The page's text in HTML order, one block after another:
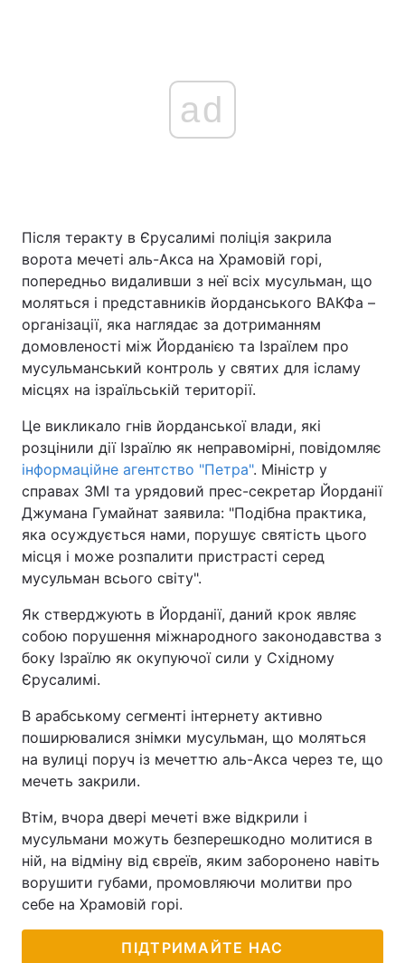
ad
Після теракту в Єрусалимі поліція закрила
ворота мечеті аль-Акса на Храмовій горі,
попередньо видаливши з неї всіх мусульман, що
моляться і представників йорданського ВАКФа –
організації, яка наглядає за дотриманням
домовленості між Йорданією та Ізраїлем про
мусульманський контроль у святих для ісламу
місцях на ізраїльській території.
Це викликало гнів йорданської влади, які
розцінили дії Ізраїлю як неправомірні, повідомляє
інформаційне агентство "Петра". Міністр у
справах ЗМІ та урядовий прес-секретар Йорданії
Джумана Гумайнат заявила: "Подібна практика,
яка осуждується нами, порушує святість цього
місця і може розпалити пристрасті серед
мусульман всього світу".
Як стверджують в Йорданії, даний крок являє
собою порушення міжнародного законодавства з
боку Ізраїлю як окупуючої сили у Східному
Єрусалимі.
В арабському сегменті інтернету активно
поширювалися знімки мусульман, що моляться
на вулиці поруч із мечеттю аль-Акса через те, що
мечеть закрили.
Втім, вчора двері мечеті вже відкрили і
мусульмани можуть безперешкодно молитися в
ній, на відміну від євреїв, яким заборонено навіть
ворушити губами, промовляючи молитви про
себе на Храмовій горі.
ПІДТРИМАЙТЕ НАС